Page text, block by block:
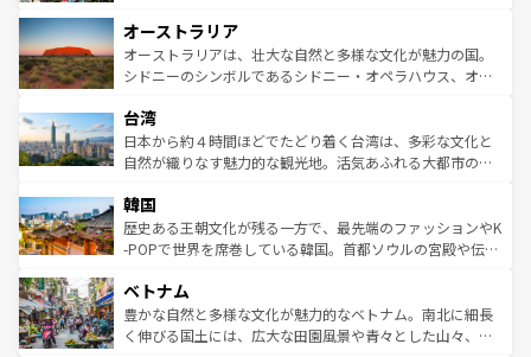
部のニューオーリンズでは、音楽と美食が融合した独特の
文化が魅力。旅行者はアメリカの各地域で異なる魅力を楽
しみながら、その多様性と豊かな歴史を感じることができ
ならではの贅沢な旅のスタイルだ。 なお、新着のアメリカ
情報はコンテンツ一覧を参照してほしい。
ワイ島は見逃せない。また、定番の観光地といえばオアフ
島だが、静かな自然を求めるならマウイ島やカウアイ島が
おすすめ。エメラルドグリーンに輝く海をはじめ、豊かな
れるおもてなしの心で訪れる人々を迎えてくれるハワイの
人々、おいしいローカルフードやハワイアンミュージッ
ク、伝統的なフラダンスなど、すべてがハワイの魅力を彩
ワイを、存分に味わってほしい。 なお、新着のハワイ情報
はコンテンツ一覧を参照してほしい。
オーストラリア
オーストラリアは、壮大な自然と多様な文化が魅力の国。
シドニーのシンボルであるシドニー・オペラハウス、オー
リアリーフや大陸中央部にそびえるウルル（エアーズロッ
ク）、タスマニアの美しい原生林やケアンズの熱帯雨林な
ど、見どころがたくさん。また、カフェやワイン、オージ
いる。アクティビティも充実しており、サーフィンやダイ
ビング、ハイキングなど、アウトドア好きにはたまらな
い。オーストラリアの多彩な魅力を存分に味わいつくそ
参照してほしい。
台湾
日本から約４時間ほどでたどり着く台湾は、多彩な文化と
自然が織りなす魅力的な観光地。活気あふれる大都市の台
ン）、静ひつな山岳地帯である台湾東部など、都市の喧騒
と山間の静けさが共存しており、訪れる人に新しい発見と
驚きをもたらしてくれる。また、奥深い台湾の食文化も魅
容にもいいと評判のスイーツなど、バラエティ豊かな料理
が味わえる。 なお、新着の台湾情報は コンテンツ一覧を参
照してほしい。
韓国
歴史ある王朝文化が残る一方で、最先端のファッションやK
-POPで世界を席巻している韓国。首都ソウルの宮殿や伝統
き、地方に足を延ばせば四季折々の自然美を楽しむことが
できる。そして、キムチや焼肉、絶品のストリートフード
まで、さまざまな韓国料理が待っている。夜には、韓国な
ベトナム
豊かな自然と多様な文化が魅力的なベトナム。南北に細長
く伸びる国土には、広大な田園風景や青々とした山々、世